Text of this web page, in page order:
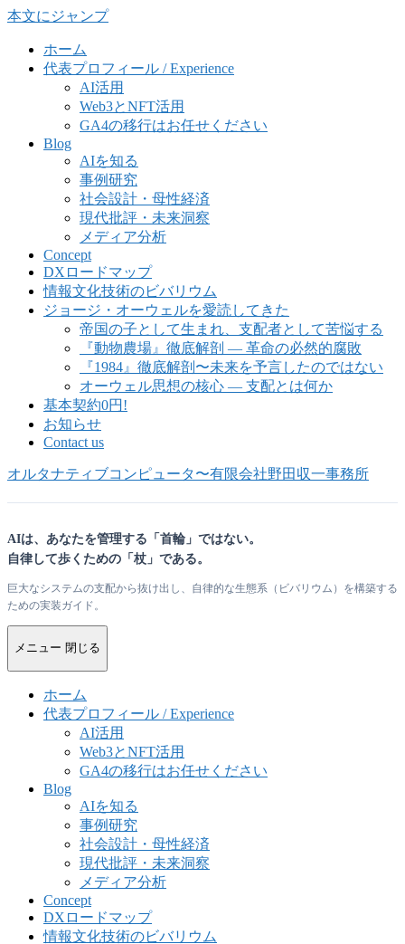
本文にジャンプ
ホーム
代表プロフィール / Experience
AI活用
Web3とNFT活用
GA4の移行はお任せください
Blog
AIを知る
事例研究
社会設計・母性経済
現代批評・未来洞察
メディア分析
Concept
DXロードマップ
情報文化技術のビバリウム
ジョージ・オーウェルを愛読してきた
帝国の子として生まれ、支配者として苦悩する
『動物農場』徹底解剖 ― 革命の必然的腐敗
『1984』徹底解剖〜未来を予言したのではない
オーウェル思想の核心 ― 支配とは何か
基本契約0円!
お知らせ
Contact us
オルタナティブコンピュータ〜有限会社野田収一事務所
AIは、あなたを管理する「首輪」ではない。
自律して歩くための「杖」である。
巨大なシステムの支配から抜け出し、自律的な生態系（ビバリウム）を構築する
ための実装ガイド。
メニュー 閉じる
ホーム
代表プロフィール / Experience
AI活用
Web3とNFT活用
GA4の移行はお任せください
Blog
AIを知る
事例研究
社会設計・母性経済
現代批評・未来洞察
メディア分析
Concept
DXロードマップ
情報文化技術のビバリウム